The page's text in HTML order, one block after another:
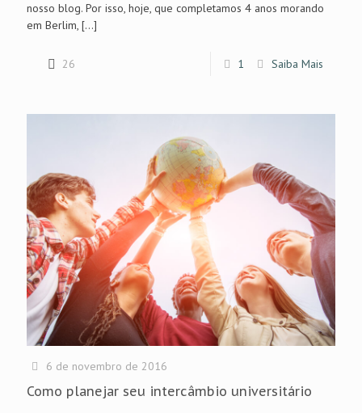
nosso blog. Por isso, hoje, que completamos 4 anos morando
em Berlim, […]
26 1 Saiba Mais
6 de novembro de 2016
Como planejar seu intercâmbio universitário